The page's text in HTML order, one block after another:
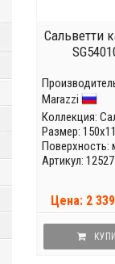
Сальветти
Marazzi
Коллекция:
Размер:
Поверхность:
Артикул:
Цена: 2